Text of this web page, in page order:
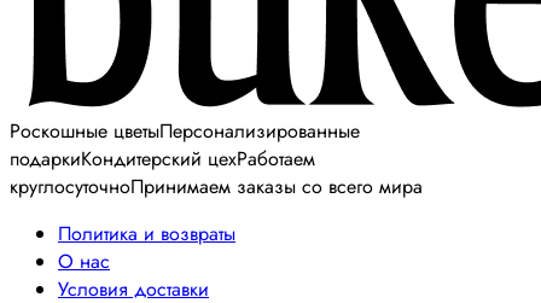
Роскошные цветыПерсонализированные
подаркиКондитерский цехРаботаем
круглосуточноПринимаем заказы со всего мира
Политика и возвраты
О нас
Условия доставки